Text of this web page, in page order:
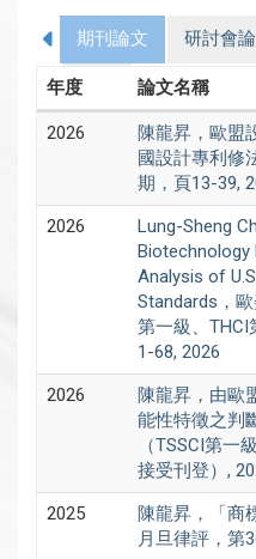
期刊論文 研討會
學歷
年度 論文名稱
2026
陳龍昇，歐盟
國設計專利修
期，頁13-39,
2026
Lung-Sheng
Biotechnology
Analysis of
Standards，歐
第一級、THCI
1-68, 2026
2026
陳龍昇，由歐
能性特徵之判
（TSSCI第一
接受刊登）,
2025
陳龍昇，「商
月旦律評，第